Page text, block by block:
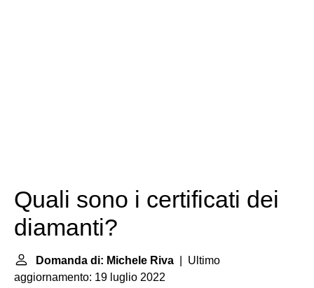
Quali sono i certificati dei
diamanti?
Domanda di: Michele Riva | Ultimo
aggiornamento: 19 luglio 2022